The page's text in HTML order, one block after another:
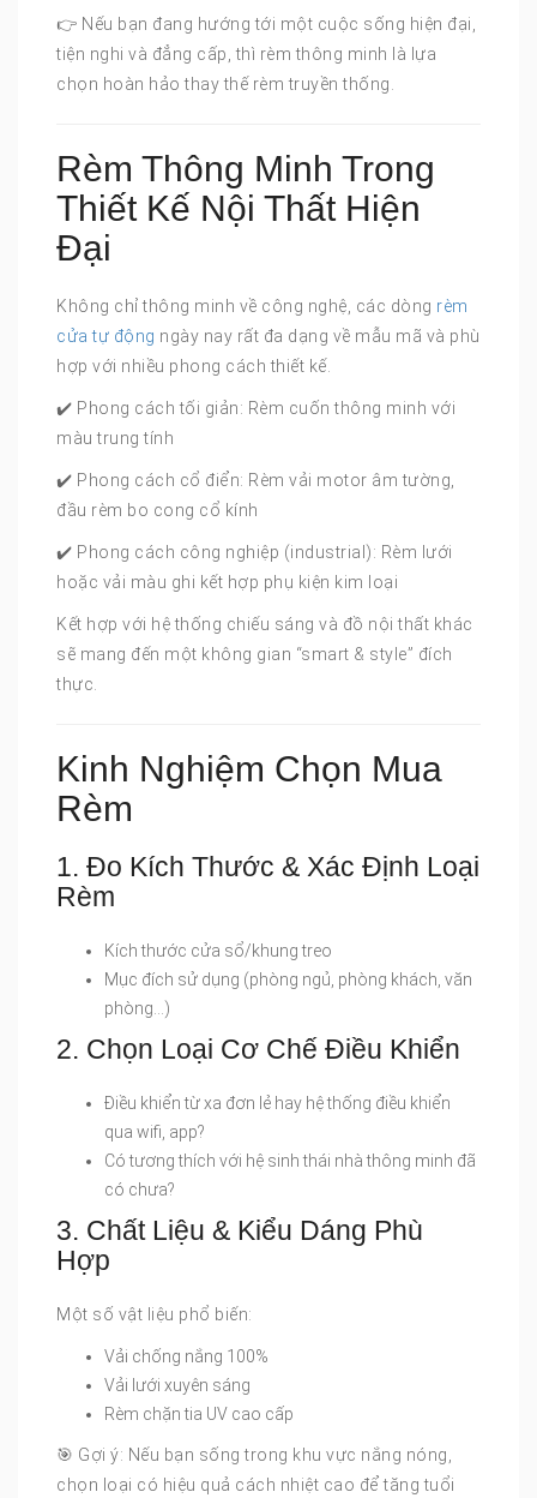
👉 Nếu bạn đang hướng tới một cuộc sống hiện đại,
tiện nghi và đẳng cấp, thì rèm thông minh là lựa
chọn hoàn hảo thay thế rèm truyền thống.
Rèm Thông Minh Trong
Thiết Kế Nội Thất Hiện
Đại
Không chỉ thông minh về công nghệ, các dòng rèm
cửa tự động ngày nay rất đa dạng về mẫu mã và phù
hợp với nhiều phong cách thiết kế.
✔️ Phong cách tối giản: Rèm cuốn thông minh với
màu trung tính
✔️ Phong cách cổ điển: Rèm vải motor âm tường,
đầu rèm bo cong cổ kính
✔️ Phong cách công nghiệp (industrial): Rèm lưới
hoặc vải màu ghi kết hợp phụ kiện kim loại
Kết hợp với hệ thống chiếu sáng và đồ nội thất khác
sẽ mang đến một không gian “smart & style” đích
thực.
Kinh Nghiệm Chọn Mua
Rèm
1. Đo Kích Thước & Xác Định Loại
Rèm
Kích thước cửa sổ/khung treo
Mục đích sử dụng (phòng ngủ, phòng khách, văn
phòng…)
2. Chọn Loại Cơ Chế Điều Khiển
Điều khiển từ xa đơn lẻ hay hệ thống điều khiển
qua wifi, app?
Có tương thích với hệ sinh thái nhà thông minh đã
có chưa?
3. Chất Liệu & Kiểu Dáng Phù
Hợp
Một số vật liệu phổ biến:
Vải chống nắng 100%
Vải lưới xuyên sáng
Rèm chặn tia UV cao cấp
🎯 Gợi ý: Nếu bạn sống trong khu vực nắng nóng,
chọn loại có hiệu quả cách nhiệt cao để tăng tuổi